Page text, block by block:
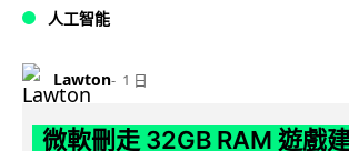
人工智能
Lawton 1 日
微軟刪走 32GB RAM 遊戲